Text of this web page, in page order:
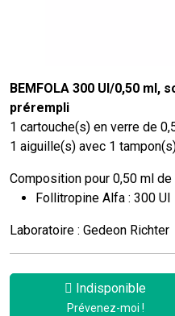
BEMFOLA 300 UI/0,50 ml,
prérempli
1 cartouche(s) en verre de
1 aiguille(s) avec 1
Composition pour 0,50 ml de
Follitropine Alfa : 300 UI
Laboratoire : Gedeon Richter
Indisponible
Prévenez-moi !